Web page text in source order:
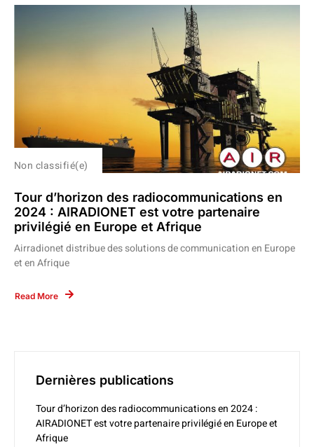
Non classifié(e)
Tour d’horizon des radiocommunications en
2024 : AIRADIONET est votre partenaire
privilégié en Europe et Afrique
Airradionet distribue des solutions de communication en Europe
et en Afrique
Read More
Dernières publications
Tour d’horizon des radiocommunications en 2024 :
AIRADIONET est votre partenaire privilégié en Europe et
Afrique